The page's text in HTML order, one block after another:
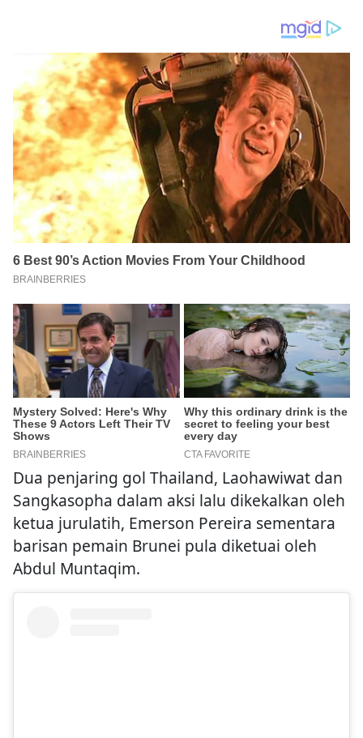
Dua penjaring gol Thailand, Laohawiwat dan
Sangkasopha dalam aksi lalu dikekalkan oleh
ketua jurulatih, Emerson Pereira sementara
barisan pemain Brunei pula diketuai oleh
Abdul Muntaqim.